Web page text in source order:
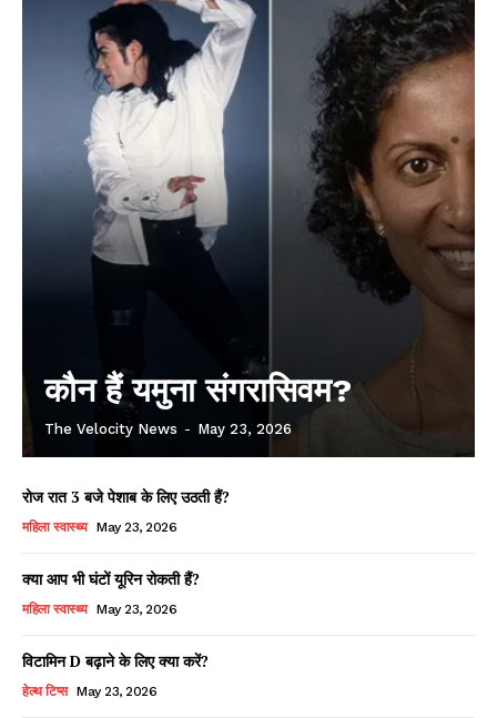
कौन हैं यमुना संगरासिवम?
The Velocity News - May 23, 2026
रोज रात 3 बजे पेशाब के लिए उठती हैं?
महिला स्वास्थ्य May 23, 2026
क्या आप भी घंटों यूरिन रोकती हैं?
महिला स्वास्थ्य May 23, 2026
विटामिन D बढ़ाने के लिए क्या करें?
हेल्थ टिप्स May 23, 2026